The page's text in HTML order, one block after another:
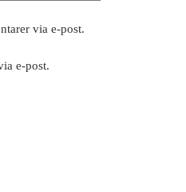
via e-post.
e-post.